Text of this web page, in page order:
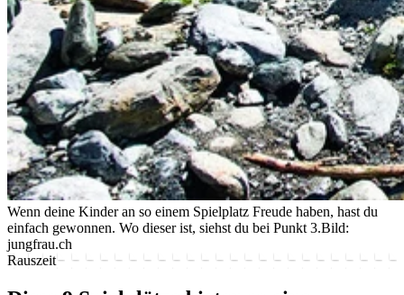
Wenn deine Kinder an so einem Spielplatz Freude haben, hast du
einfach gewonnen. Wo dieser ist, siehst du bei Punkt 3.Bild:
jungfrau.ch
Rauszeit